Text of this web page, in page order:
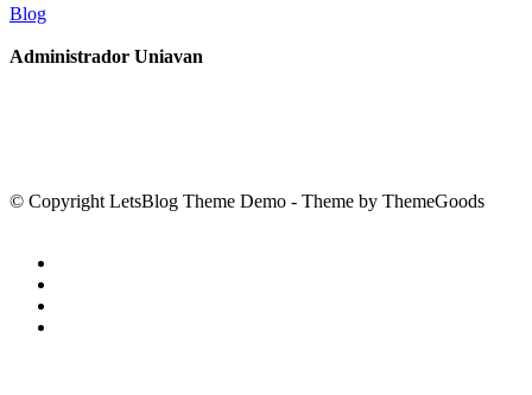
Blog
Administrador Uniavan
© Copyright LetsBlog Theme Demo - Theme by ThemeGoods